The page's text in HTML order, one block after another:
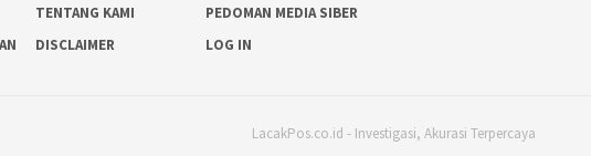
TENTANG KAMI
PEDOMAN MEDIA SIBER
DISCLAIMER LOG IN
LacakPos.co.id - Investigasi, Akurasi Terpercaya